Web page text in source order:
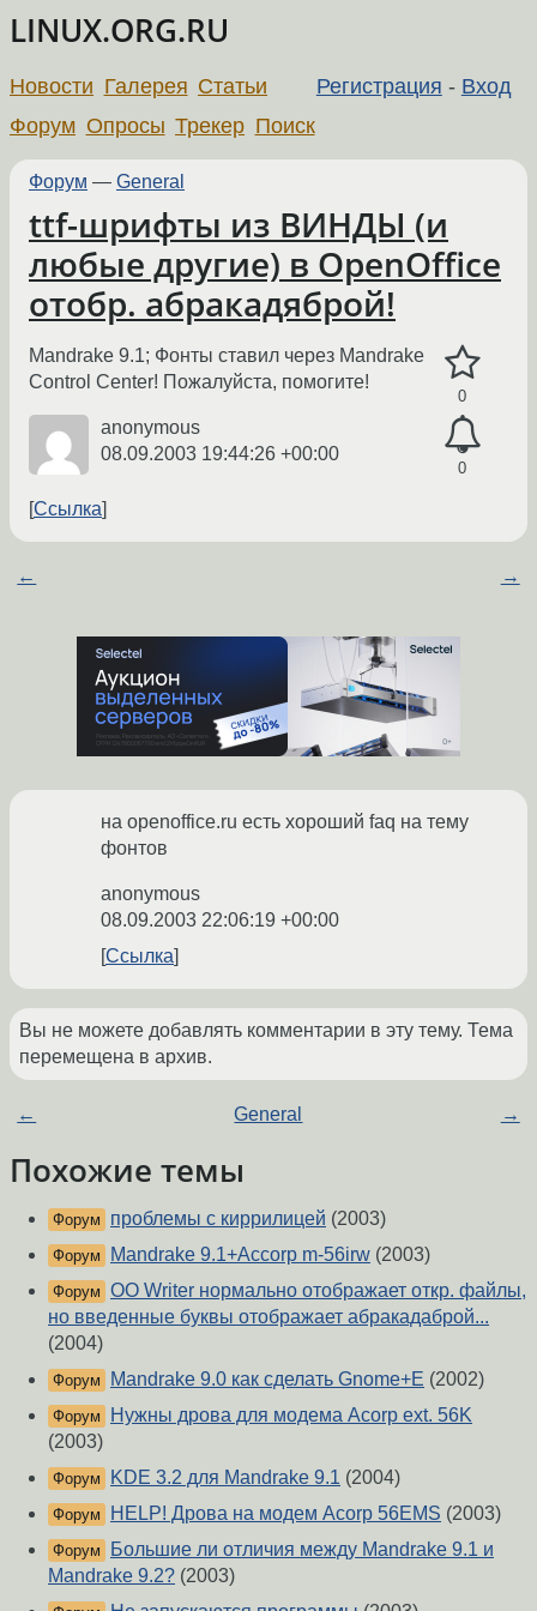
LINUX.ORG.RU
Регистрация - Вход
Новости Галерея Статьи
Форум Опросы Трекер Поиск
Форум — General
ttf-шрифты из ВИНДЫ (и
любые другие) в OpenOffice
отобр. абракадяброй!
0
0
Mandrake 9.1; Фонты ставил через Mandrake
Control Center! Пожалуйста, помогите!
anonymous
08.09.2003 19:44:26 +00:00
Ссылка
← →
на openoffice.ru есть хороший faq на тему
фонтов
anonymous
08.09.2003 22:06:19 +00:00
Ссылка
Вы не можете добавлять комментарии в эту тему. Тема
перемещена в архив.
← General →
Похожие темы
Форум проблемы с киррилицей (2003)
Форум Mandrake 9.1+Accorp m-56irw (2003)
Форум OO Writer нормально отображает откр. файлы,
но введенные буквы отображает абракадаброй...
(2004)
Форум Mandrake 9.0 как сделать Gnome+E (2002)
Форум
Нужны дрова для модема Acorp ext. 56K
(2003)
Форум KDE 3.2 для Mandrake 9.1 (2004)
Форум HELP! Дрова на модем Acorp 56EMS (2003)
Форум
Большие ли отличия между Mandrake 9.1 и
Mandrake 9.2? (2003)